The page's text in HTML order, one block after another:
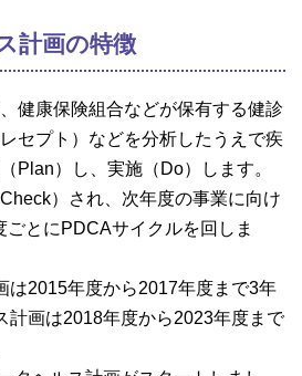
計画の特徴
健康保険組合などが保有する健診
セプト）などを分析したうえで疾
Plan）し、実施（Do）します。
）され、次年度の事業に向け
とにPDCAサイクルを回しま
は2015年度から2017年度まで3年
計画は2018年度から2023年度まで